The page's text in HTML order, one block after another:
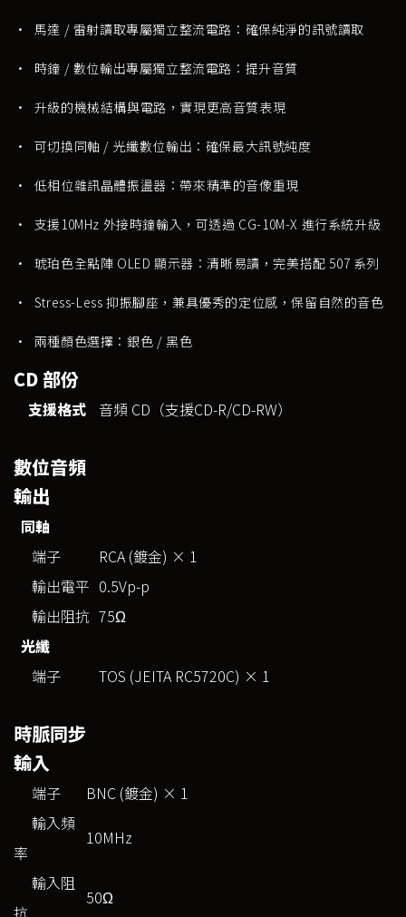
• 馬達 / 雷射讀取專屬獨立整流電路：確保純淨的訊號讀取
• 時鐘 / 數位輸出專屬獨立整流電路：提升音質
• 升級的機械結構與電路，實現更高音質表現
• 可切換同軸 / 光纖數位輸出：確保最大訊號純度
• 低相位雜訊晶體振盪器：帶來精準的音像重現
• 支援10MHz 外接時鐘輸入，可透過 CG-10M-X 進行系統升級
• 琥珀色全點陣 OLED 顯示器：清晰易讀，完美搭配 507 系列
• Stress-Less 抑振腳座，兼具優秀的定位感，保留自然的音色
• 兩種顏色選擇：銀色 / 黑色
CD 部份
支援格式 音頻 CD（支援CD-R/CD-RW）
數位音頻
輸出
同軸
端子
RCA (鍍金) × 1
輸出電平 0.5Vp-p
輸出阻抗 75Ω
光纖
端子
TOS (JEITA RC5720C) × 1
時脈同步
輸入
端子
BNC (鍍金) × 1
輸入頻
率
10MHz
輸入阻
抗
50Ω